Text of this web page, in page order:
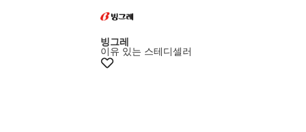
빙그레
이유 있는 스테디셀러